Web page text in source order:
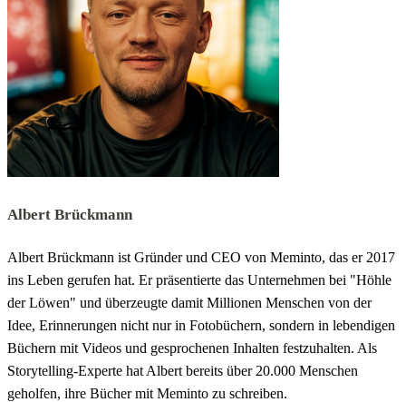
Albert Brückmann
Albert Brückmann ist Gründer und CEO von Meminto, das er 2017
ins Leben gerufen hat. Er präsentierte das Unternehmen bei "Höhle
der Löwen" und überzeugte damit Millionen Menschen von der
Idee, Erinnerungen nicht nur in Fotobüchern, sondern in lebendigen
Büchern mit Videos und gesprochenen Inhalten festzuhalten. Als
Storytelling-Experte hat Albert bereits über 20.000 Menschen
geholfen, ihre Bücher mit Meminto zu schreiben.